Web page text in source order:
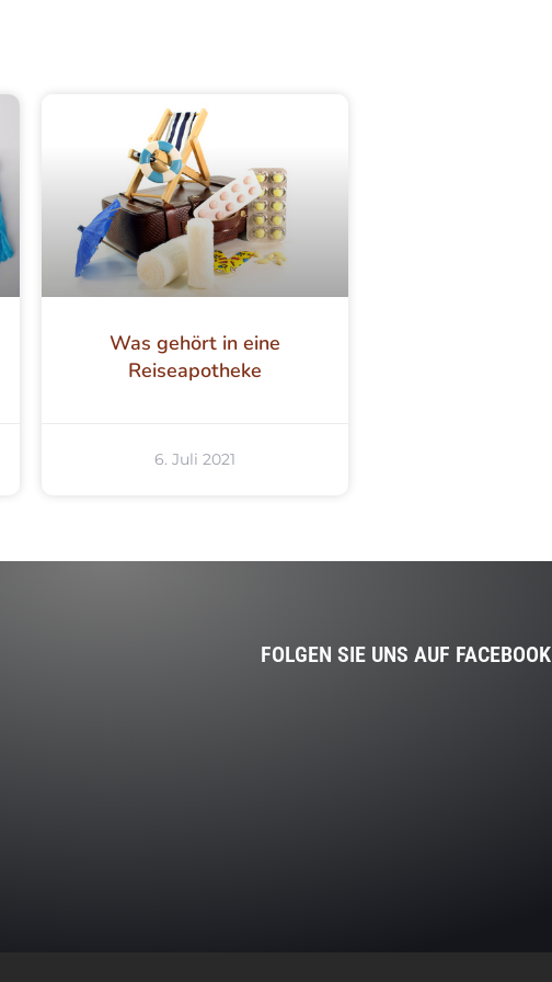
Was gehört in eine
Reiseapotheke
6. Juli 2021
FOLGEN SIE UNS AUF FACEBOOK